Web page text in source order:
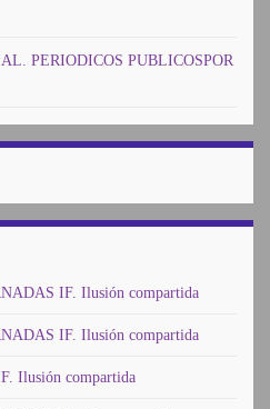
PERIODICOS PUBLICOSPOR
IF. Ilusión compartida
IF. Ilusión compartida
Ilusión compartida